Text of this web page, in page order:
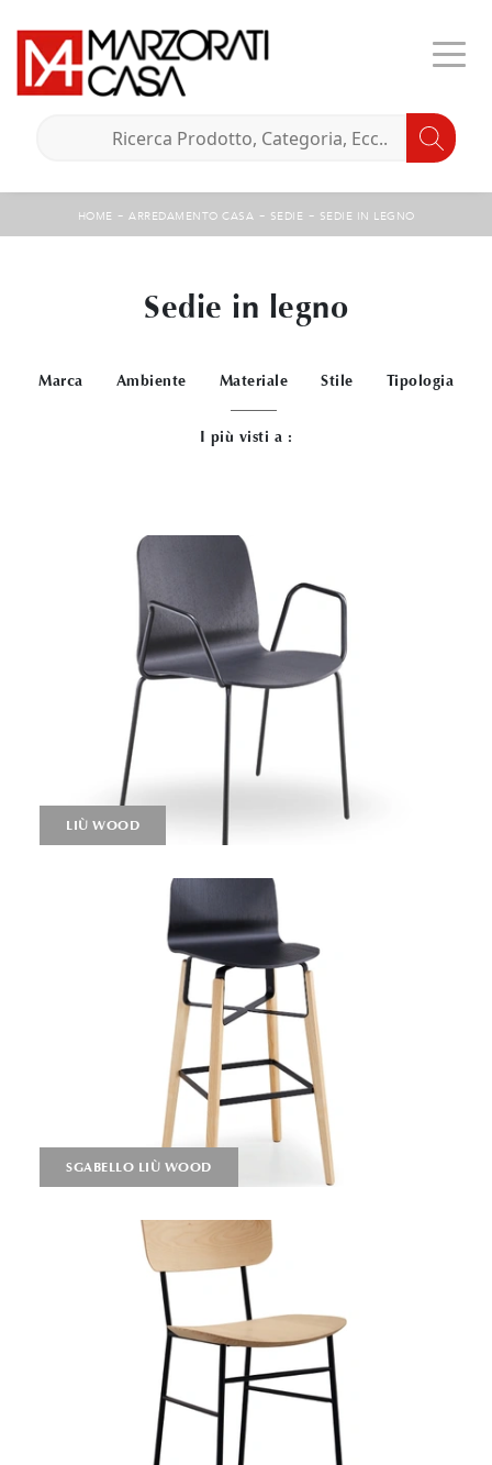
HOME - ARREDAMENTO CASA - SEDIE - SEDIE IN LEGNO
Sedie in legno
Marca Ambiente Materiale Stile Tipologia
I più visti a :
LIÙ WOOD
SGABELLO LIÙ WOOD